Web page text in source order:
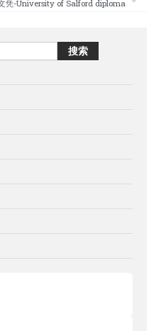
凭-University of Salford diploma
搜索